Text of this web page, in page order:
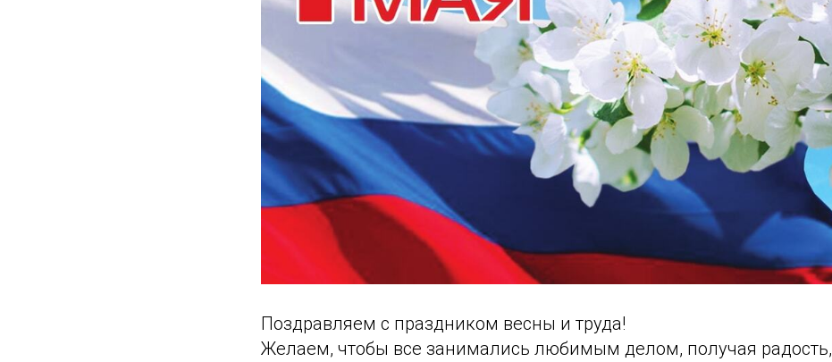
Поздравляем с праздником весны и труда!
Желаем, чтобы все занимались любимым делом, получая радость,